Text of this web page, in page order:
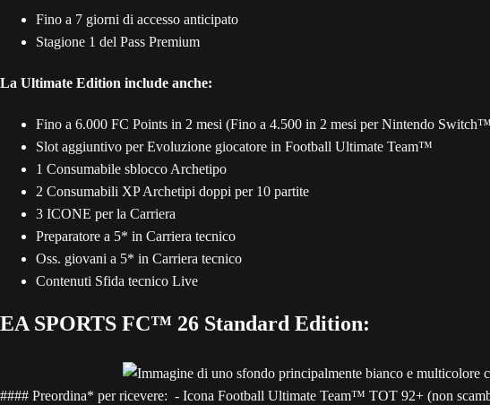
Fino a 7 giorni di accesso anticipato
Stagione 1 del Pass Premium
La Ultimate Edition include anche:
Fino a 6.000 FC Points in 2 mesi (Fino a 4.500 in 2 mesi per Nintendo
Slot aggiuntivo per Evoluzione giocatore in Football Ultimate Team™
1 Consumabile sblocco Archetipo
2 Consumabili XP Archetipi doppi per 10 partite
3 ICONE per la Carriera
Preparatore a 5* in Carriera tecnico
Oss. giovani a 5* in Carriera tecnico
Contenuti Sfida tecnico Live
EA SPORTS FC™ 26 Standard Edition:
#### Preordina* per ricevere: - Icona Football Ultimate Team™ TOT 92+ (non